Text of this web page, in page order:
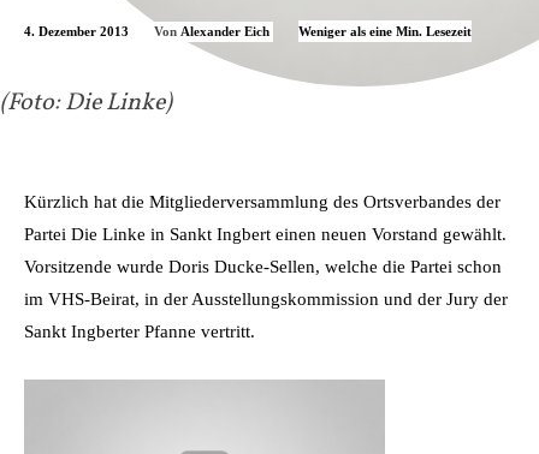
(Foto: Die Linke)
4. Dezember 2013 Von Alexander Eich Weniger als eine Min. Lesezeit
Kürzlich hat die Mitgliederversammlung des Ortsverbandes der
Partei Die Linke in Sankt Ingbert einen neuen Vorstand gewählt.
Vorsitzende wurde Doris Ducke-Sellen, welche die Partei schon
im VHS-Beirat, in der Ausstellungskommission und der Jury der
Sankt Ingberter Pfanne vertritt.